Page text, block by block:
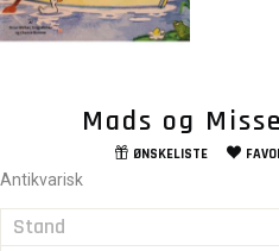
Mads og
ØNSKELISTE
Antikvarisk
Stand